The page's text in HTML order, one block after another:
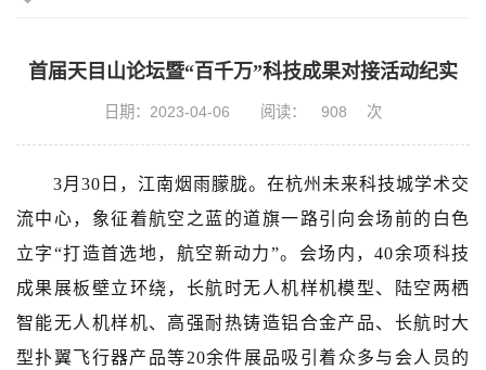
首届天目山论坛暨“百千万”科技成果对接活动纪实
日期：2023-04-06 阅读： 908 次
3月30日，江南烟雨朦胧。在杭州未来科技城学术交
流中心，象征着航空之蓝的道旗一路引向会场前的白色
立字“打造首选地，航空新动力”。会场内，40余项科技
成果展板壁立环绕，长航时无人机样机模型、陆空两栖
智能无人机样机、高强耐热铸造铝合金产品、长航时大
型扑翼飞行器产品等20余件展品吸引着众多与会人员的